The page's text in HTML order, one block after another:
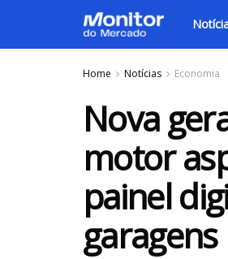
Home Notícias Economia
Nova
motor
painel